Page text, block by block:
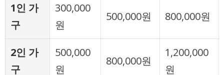
1인 가
구
300,000
원
500,000원 800,000원
2인 가
구
500,000
원
800,000원
1,200,000
원